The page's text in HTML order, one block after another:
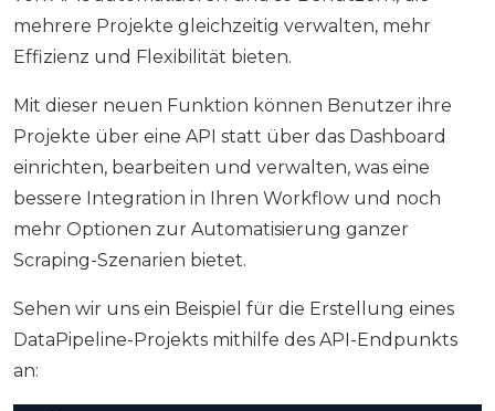
mehrere Projekte gleichzeitig verwalten, mehr
Effizienz und Flexibilität bieten.
Mit dieser neuen Funktion können Benutzer ihre
Projekte über eine API statt über das Dashboard
einrichten, bearbeiten und verwalten, was eine
bessere Integration in Ihren Workflow und noch
mehr Optionen zur Automatisierung ganzer
Scraping-Szenarien bietet.
Sehen wir uns ein Beispiel für die Erstellung eines
DataPipeline-Projekts mithilfe des API-Endpunkts
an: